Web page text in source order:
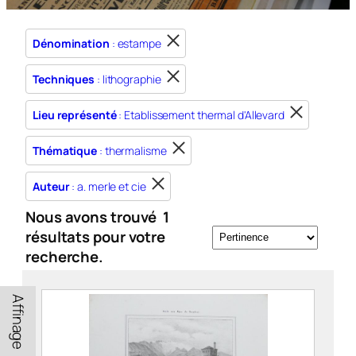
Dénomination : estampe
Techniques : lithographie
Lieu représenté: Etablissement thermal d'Allevard
Thématique : thermalisme
Auteur: a. merle et cie
Nous avons trouvé 1
résultats pour votre
recherche.
Affinage